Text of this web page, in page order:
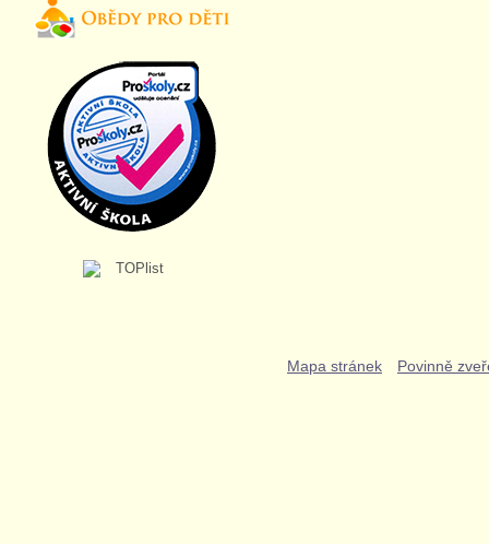
Mapa stránek Povinně